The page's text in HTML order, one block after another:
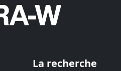
La recherche